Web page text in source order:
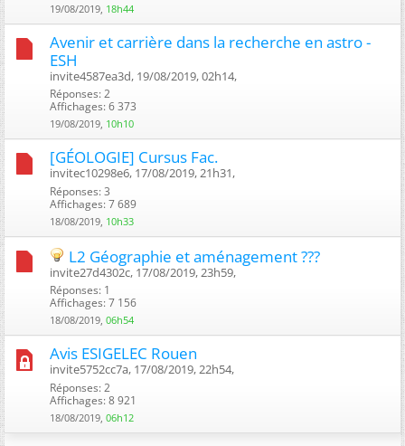
19/08/2019, 18h44
Avenir et carrière dans la recherche en astro -
ESH
invite4587ea3d, 19/08/2019, 02h14, ‎
Réponses: 2
Affichages: 6 373
19/08/2019, 10h10
[GÉOLOGIE] Cursus Fac.
invitec10298e6, 17/08/2019, 21h31, ‎
Réponses: 3
Affichages: 7 689
18/08/2019, 10h33
L2 Géographie et aménagement ???
invite27d4302c, 17/08/2019, 23h59, ‎
Réponses: 1
Affichages: 7 156
18/08/2019, 06h54
Avis ESIGELEC Rouen
invite5752cc7a, 17/08/2019, 22h54, ‎
Réponses: 2
Affichages: 8 921
18/08/2019, 06h12